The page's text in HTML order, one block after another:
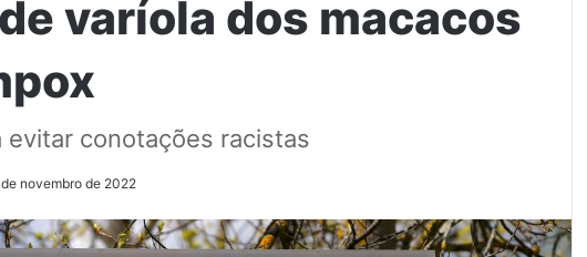
varíola dos macacos
evitar conotações racistas
novembro de 2022